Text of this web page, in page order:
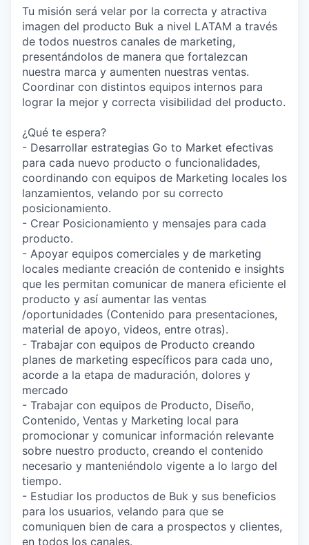
Tu misión será velar por la correcta y atractiva
imagen del producto Buk a nivel LATAM a través
de todos nuestros canales de marketing,
presentándolos de manera que fortalezcan
nuestra marca y aumenten nuestras ventas.
Coordinar con distintos equipos internos para
lograr la mejor y correcta visibilidad del producto.
¿Qué te espera?
- Desarrollar estrategias Go to Market efectivas
para cada nuevo producto o funcionalidades,
coordinando con equipos de Marketing locales los
lanzamientos, velando por su correcto
posicionamiento.
- Crear Posicionamiento y mensajes para cada
producto.
- Apoyar equipos comerciales y de marketing
locales mediante creación de contenido e insights
que les permitan comunicar de manera eficiente el
producto y así aumentar las ventas
/oportunidades (Contenido para presentaciones,
material de apoyo, videos, entre otras).
- Trabajar con equipos de Producto creando
planes de marketing específicos para cada uno,
acorde a la etapa de maduración, dolores y
mercado
- Trabajar con equipos de Producto, Diseño,
Contenido, Ventas y Marketing local para
promocionar y comunicar información relevante
sobre nuestro producto, creando el contenido
necesario y manteniéndolo vigente a lo largo del
tiempo.
- Estudiar los productos de Buk y sus beneficios
para los usuarios, velando para que se
comuniquen bien de cara a prospectos y clientes,
en todos los canales.